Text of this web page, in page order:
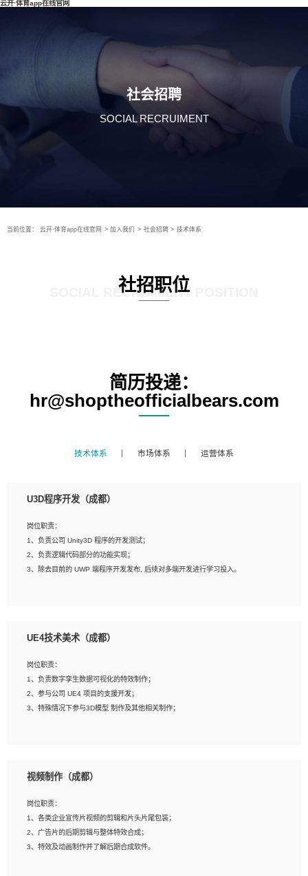
云开·体育app在线官网
社会招聘
SOCIAL RECRUIMENT
当前位置： 云开·体育app在线官网 > 加入我们 > 社会招聘 > 技术体系
社招职位
SOCIAL RECRUIMENT POSITION
简历投递：
hr@shoptheofficialbears.com
技术体系 市场体系 运营体系
U3D程序开发（成都）
岗位职责：
1、负责公司 Unity3D 程序的开发测试；
2、负责逻辑代码部分的功能实现；
3、除去目前的 UWP 端程序开发发布, 后续对多端开发进行学习投入。
2、熟练掌握 Unity3D 程序开发，精通 C# 语言开发；
4、有良好的沟通能力和团队合作意识；
5、开发过 HoloLens 程序者优先。
UE4技术美术（成都）
岗位职责：
1、负责数字孪生数据可视化的特效制作；
2、参与公司 UE4 项目的支援开发；
3、特殊情况下参与3D模型 制作及其他相关制作；
上；
3、想象力丰富, 有一定的艺术审美深度；
4、有良好的场景特效搭建功底；
5、熟悉 3Ds Max 或者 Maya；
6、有良好的沟通能力和团队合作意识；
视频制作（成都）
岗位职责：
1、各类企业宣传片视频的剪辑和片头片尾包装；
2、广告片的后期剪辑与整体特效合成；
3、特效及动画制作并了解后期合成软件。